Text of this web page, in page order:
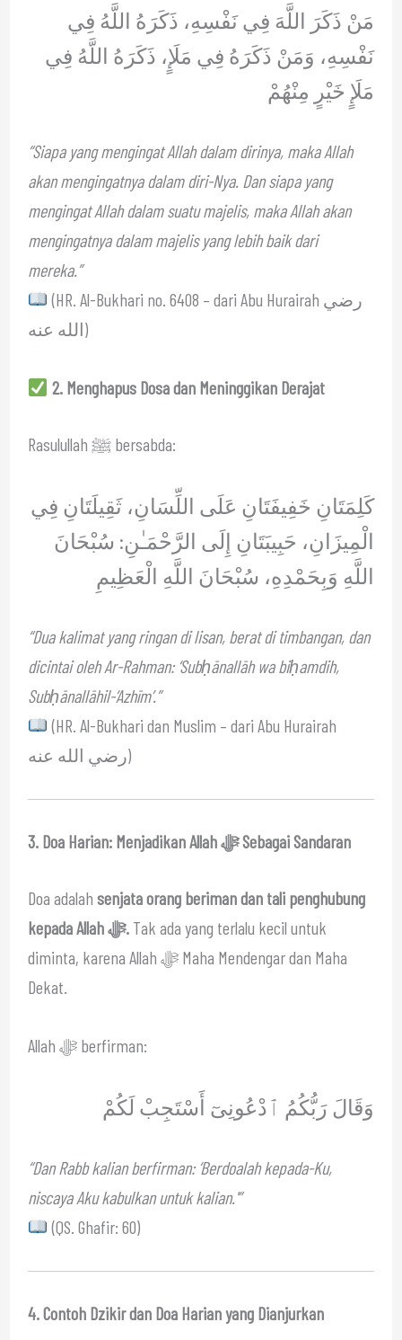
مَنْ ذَكَرَ اللَّهَ فِي نَفْسِهِ، ذَكَرَهُ اللَّهُ فِي
نَفْسِهِ، وَمَنْ ذَكَرَهُ فِي مَلَإٍ، ذَكَرَهُ اللَّهُ فِي
مَلَإٍ خَيْرٍ مِنْهُمْ
“Siapa yang mengingat Allah dalam dirinya, maka Allah
akan mengingatnya dalam diri-Nya. Dan siapa yang
mengingat Allah dalam suatu majelis, maka Allah akan
mengingatnya dalam majelis yang lebih baik dari
mereka.”
(HR. Al-Bukhari no. 6408 – dari Abu Hurairah رضي
الله عنه)
2. Menghapus Dosa dan Meninggikan Derajat
Rasulullah ﷺ bersabda:
كَلِمَتَانِ خَفِيفَتَانِ عَلَى اللِّسَانِ، ثَقِيلَتَانِ فِي
الْمِيزَانِ، حَبِيبَتَانِ إِلَى الرَّحْمَـٰنِ: سُبْحَانَ
اللَّهِ وَبِحَمْدِهِ، سُبْحَانَ اللَّهِ الْعَظِيمِ
“Dua kalimat yang ringan di lisan, berat di timbangan, dan
dicintai oleh Ar-Rahman: ‘Subḥānallāh wa biḥamdih,
Subḥānallāhil-‘Azhīm’.”
(HR. Al-Bukhari dan Muslim – dari Abu Hurairah
رضي الله عنه)
3. Doa Harian: Menjadikan Allah ﷻ Sebagai Sandaran
Doa adalah senjata orang beriman dan tali penghubung
kepada Allah ﷻ.Tak ada yang terlalu kecil untuk
diminta, karena Allah ﷻ Maha Mendengar dan Maha
Dekat.
Allah ﷻ berfirman:
وَقَالَ رَبُّكُمُ ٱدْعُونِىٓ أَسْتَجِبْ لَكُمْ
“Dan Rabb kalian berfirman: ‘Berdoalah kepada-Ku,
niscaya Aku kabulkan untuk kalian.'”
(QS. Ghafir: 60)
4. Contoh Dzikir dan Doa Harian yang Dianjurkan